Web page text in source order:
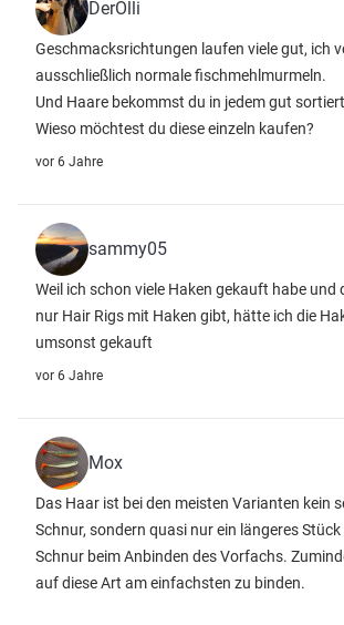
DerOlli
Geschmacksrichtungen laufen viele gut, ich
ausschließlich normale fischmehlmurmeln.
Und Haare bekommst du in jedem gut
Wieso möchtest du diese einzeln kaufen?
vor 6 Jahre
sammy05
Weil ich schon viele Haken gekauft habe und
nur Hair Rigs mit Haken gibt, hätte ich die
umsonst gekauft
vor 6 Jahre
Mox
Das Haar ist bei den meisten Varianten kein
Schnur, sondern quasi nur ein längeres
Schnur beim Anbinden des Vorfachs.
auf diese Art am einfachsten zu binden.